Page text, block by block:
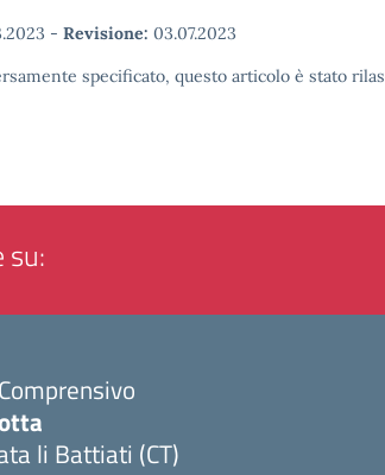
- Revisione: 03.07.2023
specificato, questo articolo è stato
su:
li Battiati (CT)